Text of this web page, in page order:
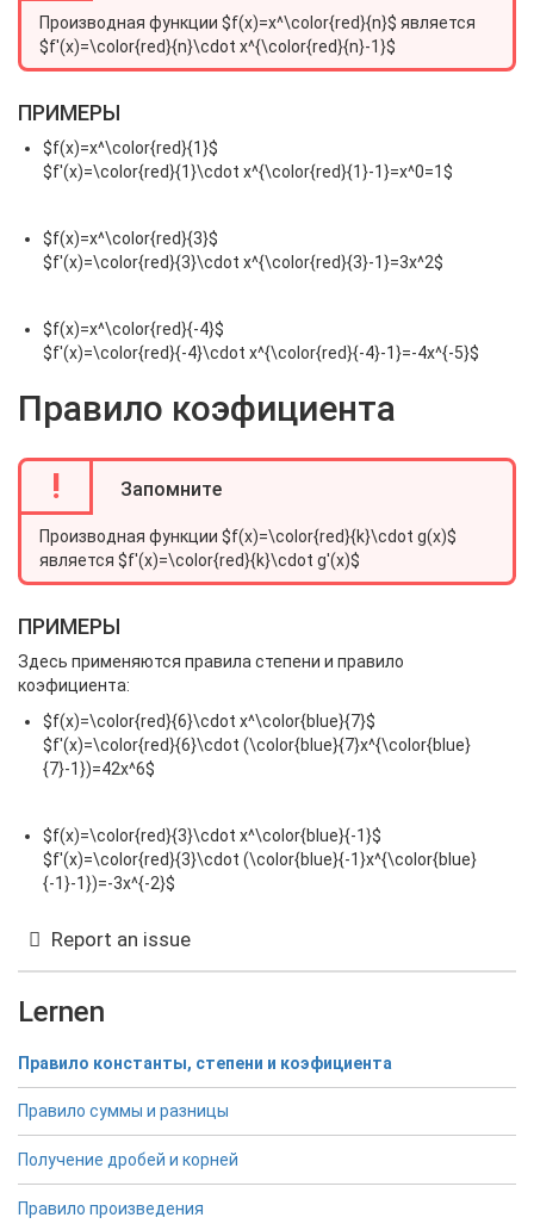
Производная функции $f(x)=x^\color{red}{n}$ является
$f'(x)=\color{red}{n}\cdot x^{\color{red}{n}-1}$
ПРИМЕРЫ
$f(x)=x^\color{red}{1}$
$f'(x)=\color{red}{1}\cdot x^{\color{red}{1}-1}=x^0=1$
$f(x)=x^\color{red}{3}$
$f'(x)=\color{red}{3}\cdot x^{\color{red}{3}-1}=3x^2$
$f(x)=x^\color{red}{-4}$
$f'(x)=\color{red}{-4}\cdot x^{\color{red}{-4}-1}=-4x^{-5}$
Правило коэфициента
!
Запомните
Производная функции $f(x)=\color{red}{k}\cdot g(x)$
является $f'(x)=\color{red}{k}\cdot g'(x)$
ПРИМЕРЫ
Здесь применяются правила степени и правило
коэфициента:
$f(x)=\color{red}{6}\cdot x^\color{blue}{7}$
$f'(x)=\color{red}{6}\cdot (\color{blue}{7}x^{\color{blue}
{7}-1})=42x^6$
$f(x)=\color{red}{3}\cdot x^\color{blue}{-1}$
$f'(x)=\color{red}{3}\cdot (\color{blue}{-1}x^{\color{blue}
{-1}-1})=-3x^{-2}$
Report an issue
Lernen
Правило константы, степени и коэфициента
Правило суммы и разницы
Получение дробей и корней
Правило произведения